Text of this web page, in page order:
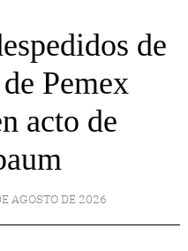
de
Pemex
acto de
AGOSTO DE 2026